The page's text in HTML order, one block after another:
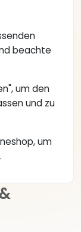
beachte
um den
und zu
um